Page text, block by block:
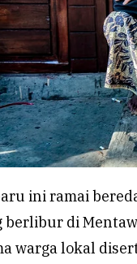
ini ramai
berlibur di
warga lokal